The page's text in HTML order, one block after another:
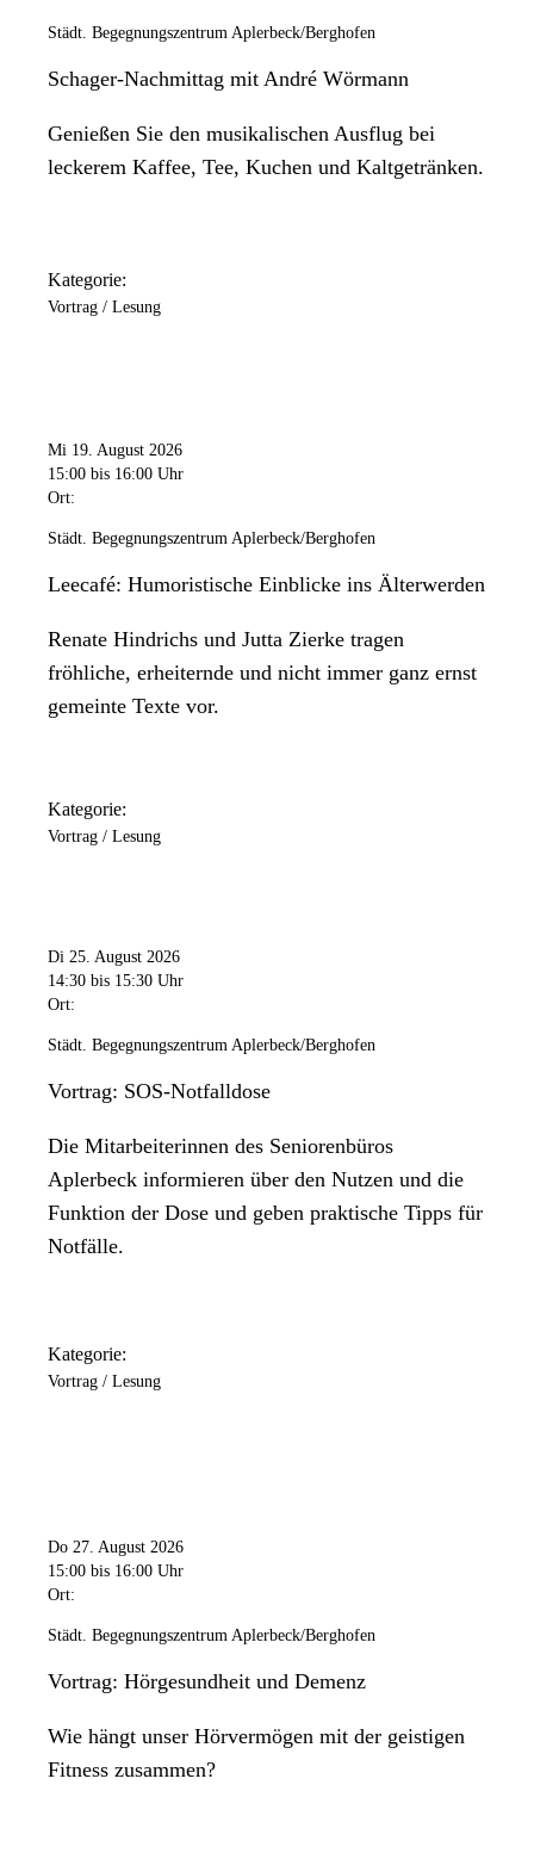
Städt. Begegnungszentrum Aplerbeck/Berghofen
Schager-Nachmittag mit André Wörmann
Genießen Sie den musikalischen Ausflug bei
leckerem Kaffee, Tee, Kuchen und Kaltgetränken.
Kategorie:
Vortrag / Lesung
Mi 19. August 2026
15:00 bis 16:00 Uhr
Ort:
Städt. Begegnungszentrum Aplerbeck/Berghofen
Leecafé: Humoristische Einblicke ins Älterwerden
Renate Hindrichs und Jutta Zierke tragen
fröhliche, erheiternde und nicht immer ganz ernst
gemeinte Texte vor.
Kategorie:
Vortrag / Lesung
Di 25. August 2026
14:30 bis 15:30 Uhr
Ort:
Städt. Begegnungszentrum Aplerbeck/Berghofen
Vortrag: SOS-Notfalldose
Die Mitarbeiterinnen des Seniorenbüros
Aplerbeck informieren über den Nutzen und die
Funktion der Dose und geben praktische Tipps für
Notfälle.
Kategorie:
Vortrag / Lesung
Do 27. August 2026
15:00 bis 16:00 Uhr
Ort:
Städt. Begegnungszentrum Aplerbeck/Berghofen
Vortrag: Hörgesundheit und Demenz
Wie hängt unser Hörvermögen mit der geistigen
Fitness zusammen?